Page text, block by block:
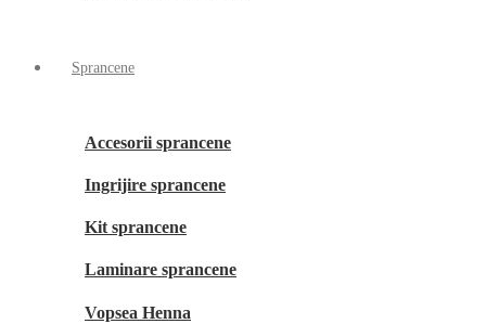
Sprancene
Accesorii sprancene
Ingrijire sprancene
Kit sprancene
Laminare sprancene
Vopsea Henna